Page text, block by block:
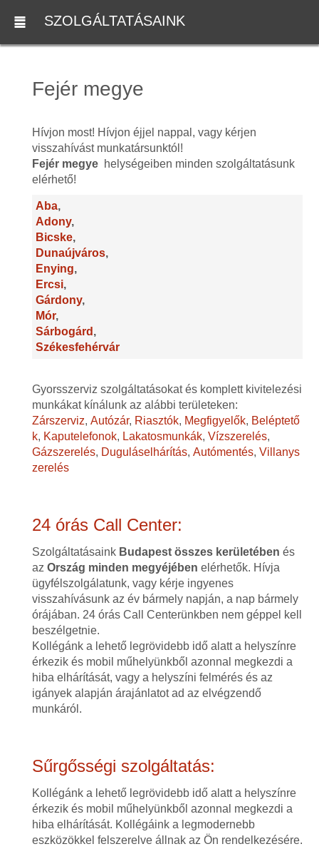
SZOLGÁLTATÁSAINK
Fejér megye
Hívjon most! Hívjon éjjel nappal, vagy kérjen
visszahívást munkatársunktól!
Fejér megye helységeiben minden szolgáltatásunk
elérhető!
Aba,
Adony,
Bicske,
Dunaújváros,
Enying,
Ercsi,
Gárdony,
Mór,
Sárbogárd ,
Székesfehérvár
Gyorsszerviz szolgáltatásokat és komplett kivitelezési
munkákat kínálunk az alábbi területeken:
Zárszerviz, Autózár, Riasztók, Megfigyelők, Beléptető
k, Kaputelefonok, Lakatosmunkák, Vízszerelés,
Gázszerelés, Duguláselhárítás, Autómentés, Villanys
zerelés
24 órás Call Center:
Szolgáltatásaink Budapest összes kerületében és
az Ország minden megyéjében elérhetők. Hívja
ügyfélszolgálatunk, vagy kérje ingyenes
visszahívásunk az év bármely napján, a nap bármely
órájában. 24 órás Call Centerünkben nem géppel kell
beszélgetnie.
Kollégánk a lehető legrövidebb idő alatt a helyszínre
érkezik és mobil műhelyünkből azonnal megkezdi a
hiba elhárítását, vagy a helyszíni felmérés és az
igányek alapján árajánlatot ad az elvégzendő
munkáról.
Sűrgősségi szolgáltatás:
Kollégánk a lehető legrövidebb idő alatt a helyszínre
érkezik és mobil műhelyünkből azonnal megkezdi a
hiba elhárítását. Kollégáink a legmodernebb
eszközökkel felszerelve állnak az Ön rendelkezésére.